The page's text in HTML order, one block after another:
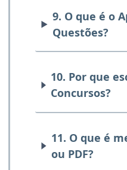
9. O que é o
Questões?
10. Por que
Concursos?
11. O que é
ou PDF?